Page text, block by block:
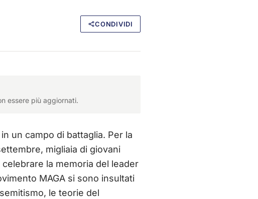
CONDIVIDI
essere più aggiornati.
un campo di battaglia. Per la
migliaia di giovani
la memoria del leader
MAGA si sono insultati
le teorie del